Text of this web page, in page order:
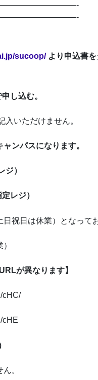
sucoop/ より申込書
し込む。
いただけません。
ンパスになります。
ジ）
レジ）
祝日は休業）となって
が異なります】
cHC/
cHE
。